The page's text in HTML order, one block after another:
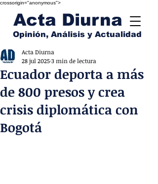
crossorigin="anonymous">
Acta Diurna
Opinión, Análisis y Actualidad
Ecuador deporta a más
de 800 presos y crea
crisis diplomática con
Bogotá
Acta Diurna
28 jul 20253 min de lectura